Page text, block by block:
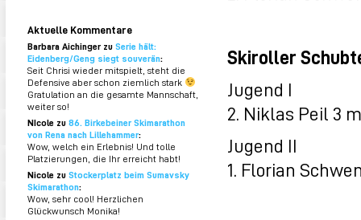
Aktuelle Kommentare
Barbara Aichinger zu Serie hält:
Eidenberg/Geng siegt souverän:
Seit Chrisi wieder mitspielt, steht die
Defensive aber schon ziemlich stark
Gratulation an die gesamte Mannschaft,
weiter so!
NIcole zu 86. Birkebeiner Skimarathon
von Rena nach Lillehammer:
Wow, welch ein Erlebnis! Und tolle
Platzierungen, die Ihr erreicht habt!
Nicole zu Stockerplatz beim Sumavsky
Skimarathon:
Wow, sehr cool! Herzlichen
Glückwunsch Monika!
Skiroller
Jugend I
2. Niklas Peil 3
Jugend II
1. Florian